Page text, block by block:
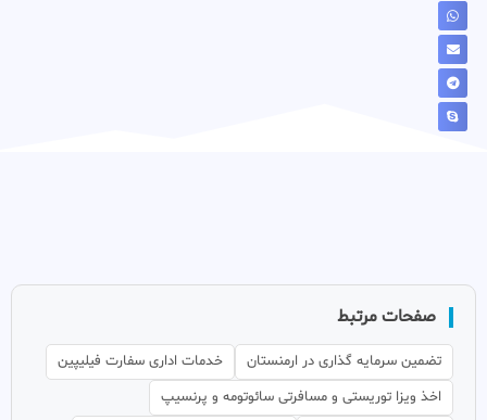
صفحات مرتبط
تضمین سرمایه گذاری در ارمنستان
خدمات اداری سفارت فیلیپین
اخذ ویزا توریستی و مسافرتی سائوتومه و پرنسیپ